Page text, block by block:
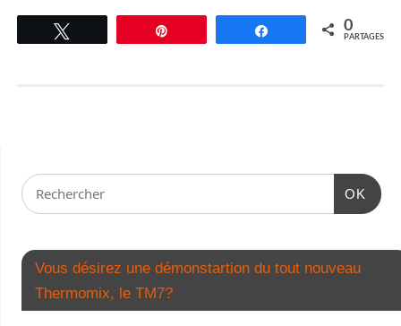
Partagez 0
PARTAGES
OK
Vous désirez une démonstartion du tout nouveau
Thermomix, le TM7?